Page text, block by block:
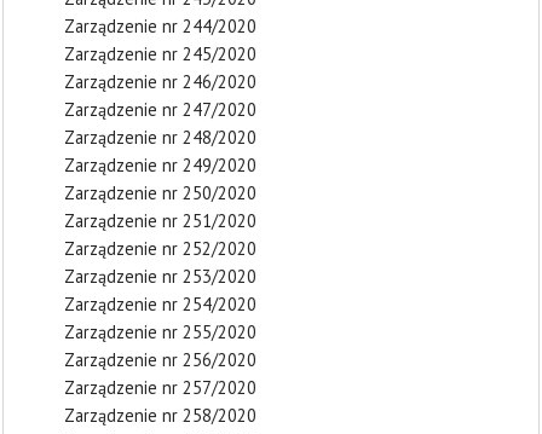
Zarządzenie nr 244/2020
Zarządzenie nr 245/2020
Zarządzenie nr 246/2020
Zarządzenie nr 247/2020
Zarządzenie nr 248/2020
Zarządzenie nr 249/2020
Zarządzenie nr 250/2020
Zarządzenie nr 251/2020
Zarządzenie nr 252/2020
Zarządzenie nr 253/2020
Zarządzenie nr 254/2020
Zarządzenie nr 255/2020
Zarządzenie nr 256/2020
Zarządzenie nr 257/2020
Zarządzenie nr 258/2020